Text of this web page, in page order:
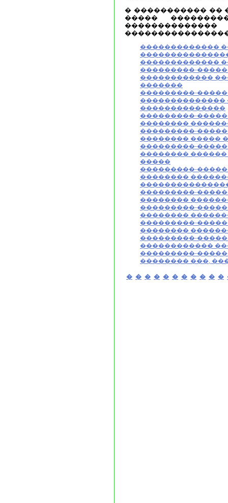
� ����������� ��
�����
�������������
�������������
���������-
������������
�������
���������-
��������������
��������������
���������-
��������
���������-
�������� �����
���������-
��������
�����
���������-
��������
���������-
��������
���������-
��������
���������-
��������
���������-
������������
���������-
�������� ���,
� � � � � � � � � � �